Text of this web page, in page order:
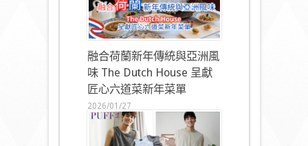
融合荷蘭新年傳統與亞洲風
味 The Dutch House 呈獻
匠心六道菜新年菜單
2026/01/27